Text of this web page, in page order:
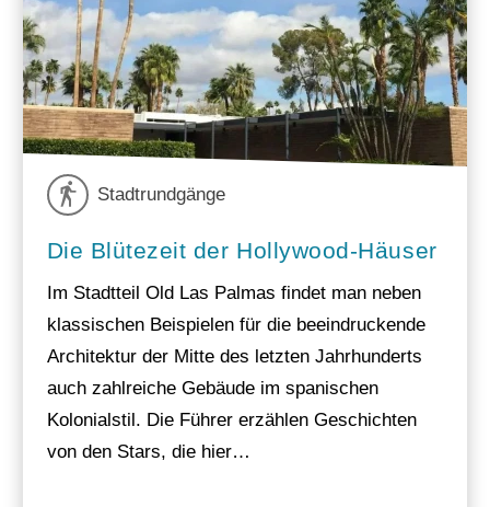
Stadtrundgänge
Die Blütezeit der Hollywood-Häuser
Im Stadtteil Old Las Palmas findet man neben
klassischen Beispielen für die beeindruckende
Architektur der Mitte des letzten Jahrhunderts
auch zahlreiche Gebäude im spanischen
Kolonialstil. Die Führer erzählen Geschichten
von den Stars, die hier…